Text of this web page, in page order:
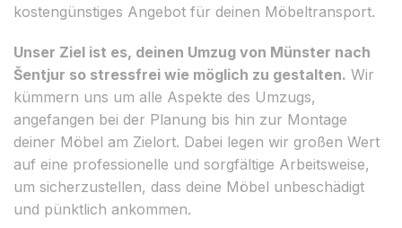
kostengünstiges Angebot für deinen Möbeltransport.
Unser Ziel ist es, deinen Umzug von Münster nach
Šentjur so stressfrei wie möglich zu gestalten. Wir
kümmern uns um alle Aspekte des Umzugs,
angefangen bei der Planung bis hin zur Montage
deiner Möbel am Zielort. Dabei legen wir großen Wert
auf eine professionelle und sorgfältige Arbeitsweise,
um sicherzustellen, dass deine Möbel unbeschädigt
und pünktlich ankommen.